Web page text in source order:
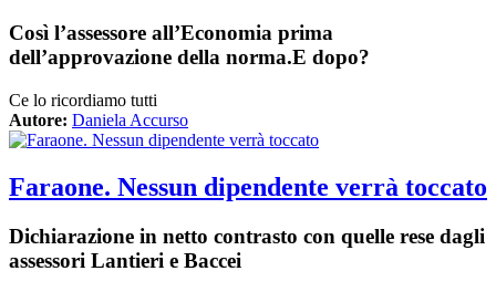
Così l’assessore all’Economia prima
dell’approvazione della norma.E dopo?
Ce lo ricordiamo tutti
Autore: Daniela Accurso
Faraone. Nessun dipendente verrà toccato
Dichiarazione in netto contrasto con quelle rese dagli
assessori Lantieri e Baccei